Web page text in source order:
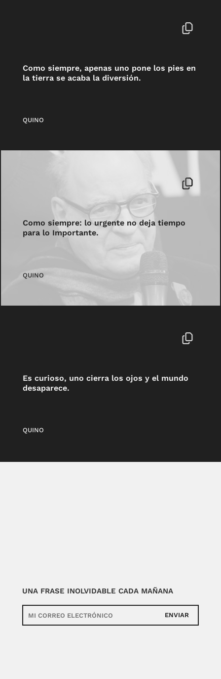
Como siempre, apenas uno pone los pies en
la tierra se acaba la diversión.
QUINO
Como siempre: lo urgente no deja tiempo
para lo Importante.
QUINO
Es curioso, uno cierra los ojos y el mundo
desaparece.
QUINO
UNA FRASE INOLVIDABLE CADA MAÑANA
ENVIAR